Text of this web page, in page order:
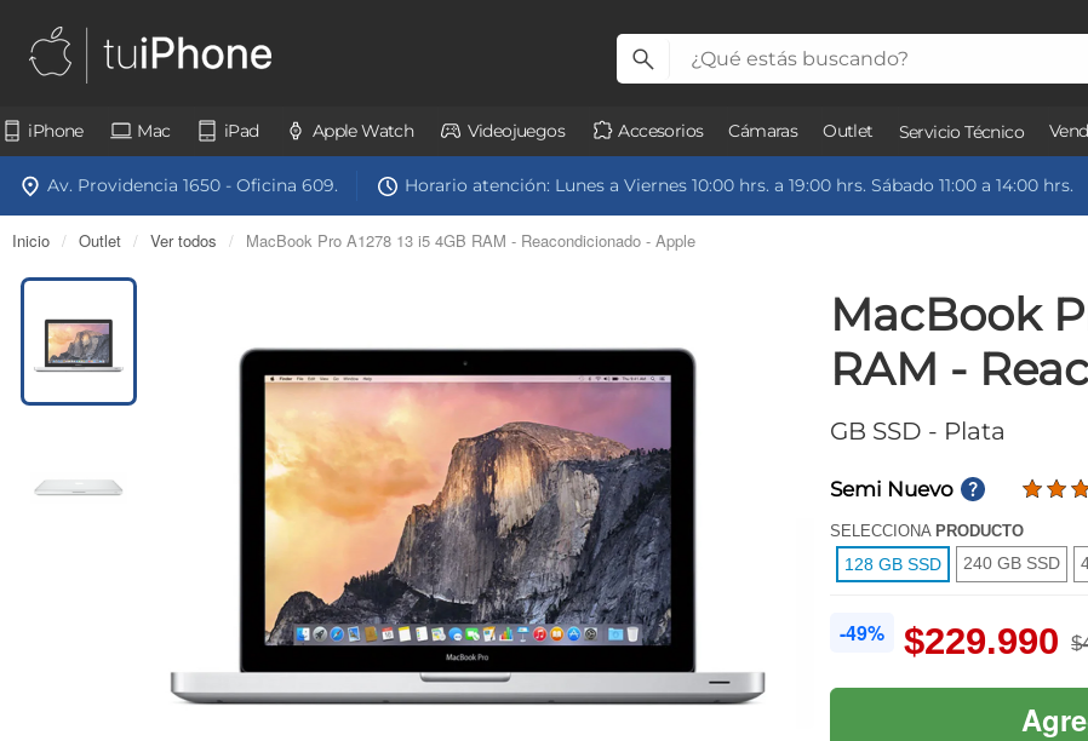
iPhone Mac iPad Apple Watch Videojuegos Accesorios Cámaras Outlet Servicio Técnico
Av. Providencia 1650 - Oficina 609. Horario atención: Lunes a Viernes 10:00 hrs. a 19:00 hrs. Sábado 11:00 a 14:00 hrs.
Inicio / Outlet / Ver todos / MacBook Pro A1278 13 i5 4GB RAM - Reacondicionado - Apple
MacBook
RAM -
GB SSD - Plata
Semi Nuevo
SELECCIONA PRODUCTO
128 GB SSD 240 GB SSD
-49% $229.990